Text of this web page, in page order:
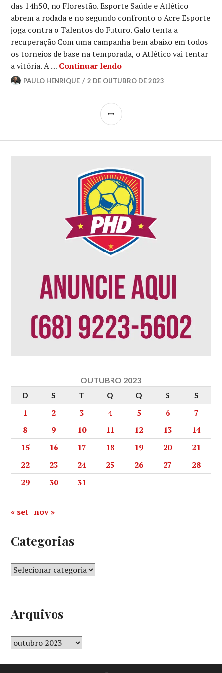
das 14h50, no Florestão. Esporte Saúde e Atlético
abrem a rodada e no segundo confronto o Acre Esporte
joga contra o Talentos do Futuro. Galo tenta a
recuperação Com uma campanha bem abaixo em todos
os torneios de base na temporada, o Atlético vai tentar
a vitória. A … Continuar lendo
PAULO HENRIQUE 2 DE OUTUBRO DE 2023
OUTUBRO 2023
D
S T Q Q S S
1 2 3 4 5 6
7
8
9 10 11 12 13
14
15
16 17 18 19 20
21
22
23 24 25 26 27
28
29
30 31
« set nov »
Categorias
Arquivos